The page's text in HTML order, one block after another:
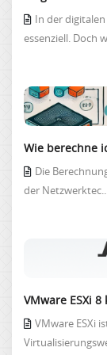
In der
essenziell. Doch
Wie berechne
Die
der
VMware ESXi
VMware ESXi